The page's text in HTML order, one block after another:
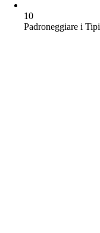
10
Padroneggiare i Tipi